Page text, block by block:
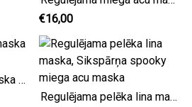
€16,00
Melni zaļa lina acu maska miegam
Regulējama pelēka lina maska, Sikspārņa spooky miega acu maska